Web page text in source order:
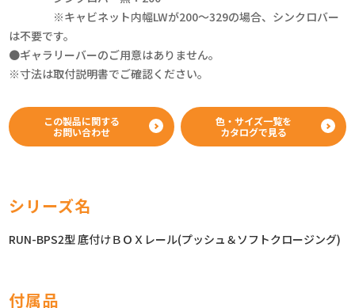
※キャビネット内幅LWが200～329の場合、シンクロバー
は不要です。
●ギャラリーバーのご用意はありません。
※寸法は取付説明書でご確認ください。
この製品に関する
お問い合わせ
色・サイズ一覧を
カタログで見る
シリーズ名
RUN-BPS2型 底付けＢＯＸレール(プッシュ＆ソフトクロージング)
付属品